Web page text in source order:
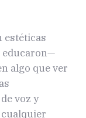
estéticas
educaron—
algo que ver
voz y